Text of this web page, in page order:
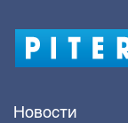
Новости